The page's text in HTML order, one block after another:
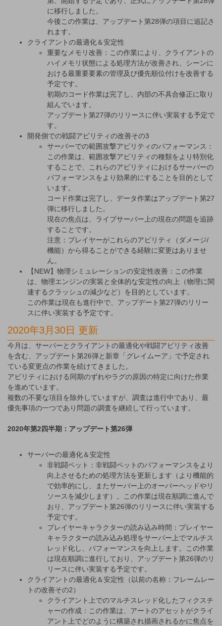
に移行しました。
今後この作業は、アップデート第28弾の項目に追記さ
れます。
クライアントの最適化＆安定性
重要なメモリ改善：この作業により、クライアントの
ハイメモリ状態による処理方法が改善され、シーンに
おける最重要要素の管理及び優先順位付けを改善する
予定です。
初期のコード作業は完了し、内部の不具合修正に取り
組んでいます。
アップデート第27弾のリリースに伴い実装する予定で
す。
開発側での戦闘アビリティの改善その3
サーバーでの範囲攻撃アビリティのパフォーマンス：
この作業は、範囲攻撃アビリティの種類をより特別化
することで、これらのアビリティにおけるサーバーの
パフォーマンスをより効果的にすることを目的として
います。
コード作業は完了し、データ作業はアップデート第27
弾に移行しました。
現在の焦点は、ライブサーバー上の現在の問題を追跡
することです。
注意：プレイヤーがこれらのアビリティ（ダメージ/
機能）から得ることができる経験に変更はありませ
ん。
【NEW】物理シミュレーションの安定性改善：この作業
は、物理エンジンの実装と全体的な安定性の向上（物理に関
連するクラッシュの減少など）を目的としています。
この作業は現在も進行中で、アップデート第27弾のリリー
スに伴い実装する予定です。
2020年3月30日 更新
今月は、サーバーとクライアントの最適化や戦闘アビリティ改善
を含む、アップデート第26弾と新章「グレイムーア」で予定され
ている変更点の作業を続けてきました。
アビリティにおける同期のずれやラグの原因の特定に向けた作業
を進めています。
複数の不要な項目を除外していますが、調査は進行中であり、最
優先事項の一つであり問題の調査を継続して行っています。
2020年第2四半期：アップデート第26弾
サーバーの最適化＆安定性
非戦闘ペット：非戦闘ペットのパフォーマンスをより
向上させるための処理方法を更新します（より機能的
で効率的にし、またサーバー上のオーバーヘッドやリ
ソースを減少します）。この作業は現在順調に進んで
おり、アップデート第26弾のリリースに伴い実装する
予定です。
プレイヤーキャラクターの読み込み時間：プレイヤー
キャラクターの読み込み処理をサーバー上でマルチス
レッド化し、パフォーマンスを向上します。この作業
は現在順調に進行しており、アップデート第26弾のリ
リースに伴い実装する予定です。
クライアントの最適化＆安定性（以前の名称：フレームレー
トの改善その2）
クライアント上でのマルチスレッド化したフィクスチ
ャーの作成：この作業は、アートのアセットがクライ
アント上でどのように構築され描画されるかに焦点を